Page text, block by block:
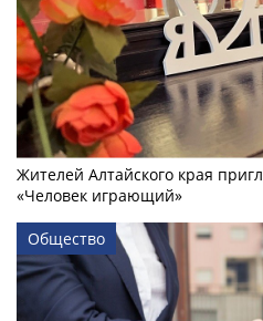
Жителей Алтайского края
«Человек играющий»
Общество